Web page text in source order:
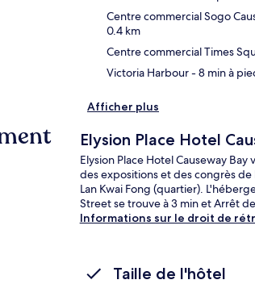
Centre commercial Sogo
0.4 km
Centre commercial Times
Victoria Harbour- 8 min à
Afficher plus
Elysion Place Hotel
Elysion Place Hotel Causeway
des expositions et des congrès
Lan Kwai Fong (quartier).
Street se trouve à 3 min et Arrêt
Informations sur le droit de
Taille de l'hôtel